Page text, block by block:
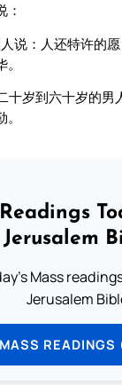
：
说：人还特许的
十岁到六十岁的男
Jerusalem
Mass
Jerusalem
MASS READINGS